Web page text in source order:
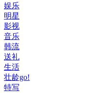
娱乐
明星
影视
音乐
韩流
送礼
生活
壮龄go!
特写